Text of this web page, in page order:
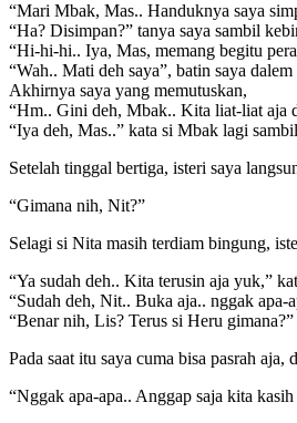
“Mari Mbak, Mas.. Handuknya saya
“Ha? Disimpan?” tanya saya sambil
“Hi-hi-hi.. Iya, Mas, memang begitu
“Wah.. Mati deh saya”, batin saya
Akhirnya saya yang memutuskan,
“Hm.. Gini deh, Mbak.. Kita liat-liat aja
“Iya deh, Mas..” kata si Mbak lagi
Setelah tinggal bertiga, isteri saya
“Gimana nih, Nit?”
Selagi si Nita masih terdiam bingung,
“Ya sudah deh.. Kita terusin aja yuk,”
“Sudah deh, Nit.. Buka aja.. nggak apa-
“Benar nih, Lis? Terus si Heru
Pada saat itu saya cuma bisa pasrah
“Nggak apa-apa.. Anggap saja kita